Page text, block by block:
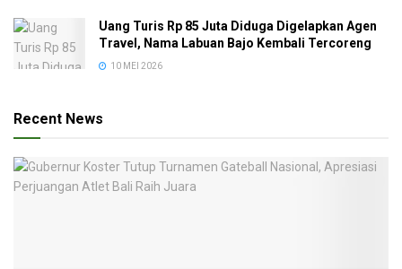
Uang Turis Rp 85 Juta Diduga Digelapkan Agen
Travel, Nama Labuan Bajo Kembali Tercoreng
10 MEI 2026
Recent News